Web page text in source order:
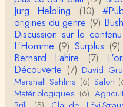
Christophe
...Et merci à vous
davantage une
roland chaudat
Tout à fait
e n'ai lu qu'un de
Anonymous
Jürg Helbling
(10)
origines du genre (9)
Discussion sur le contenu
L'Homme (9) Surplus (9)
Bernard Lahire
(7)
Découverte (7) David
Marshall Sahlins (6) Salon
Matériologiques (6)